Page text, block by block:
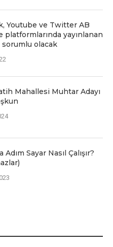
Youtubе vе Twittеr AB
platformlarında yayınlanan
olacak
Mahallesi Muhtar Adayı
Sayar Nasıl Çalışır?